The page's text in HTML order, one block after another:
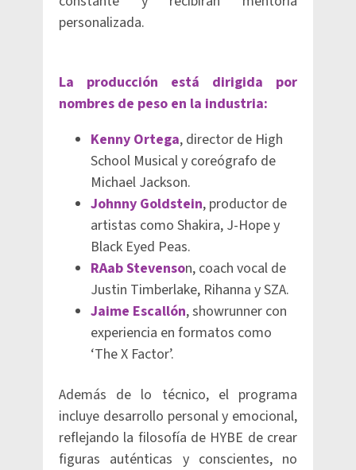
personalizada.
La producción está dirigida por
nombres de peso en la industria:
Kenny Ortega, director de High
School Musical y coreógrafo de
Michael Jackson.
Johnny Goldstein, productor de
artistas como Shakira, J-Hope y
Black Eyed Peas.
RAab Stevenson, coach vocal de
Justin Timberlake, Rihanna y SZA.
Jaime Escallón, showrunner con
experiencia en formatos como
‘The X Factor’.
Además de lo técnico, el programa
incluye desarrollo personal y emocional,
reflejando la filosofía de HYBE de crear
figuras auténticas y conscientes, no